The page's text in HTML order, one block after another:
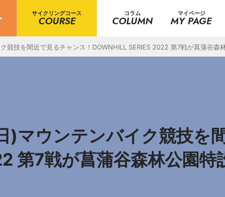
サイクリングコース
COURSE
コラム
COLUMN
マイページ
MY PAGE
競技を間近で見るチャンス！DOWNHILL SERIES 2022 第7戦が菖蒲谷森
)マウンテンバイク競技を
第7戦が菖蒲谷森林公園特